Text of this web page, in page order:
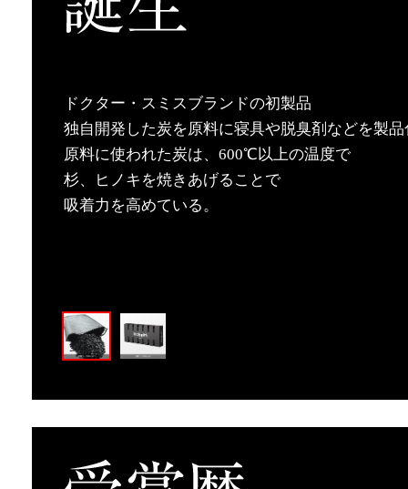
ドクター・スミスブランドの初製品
独自開発した炭を原料に寝具や脱臭剤などを製品
原料に使われた炭は、600℃以上の温度で
杉、ヒノキを焼きあげることで
吸着力を高めている。